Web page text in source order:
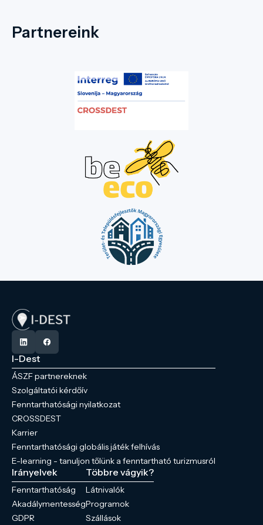
Partnereink
I-Dest
ÁSZF partnereknek
Szolgáltatói kérdőív
Fenntarthatósági nyilatkozat
CROSSDEST
Karrier
Fenntarthatósági globális játék felhívás
E-learning - tanuljon tőlünk a fenntartható turizmusról
Irányelvek
Fenntarthatóság
Akadálymentesség
GDPR
Többre vágyik?
Látnivalók
Programok
Szállások